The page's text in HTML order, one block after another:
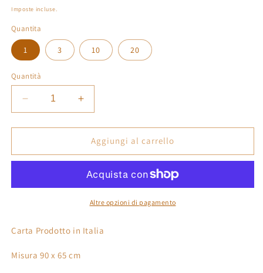
di
Imposte incluse.
Quantita
1 3 10 20
Quantità
Diminuisci
quantità
per
Da
formato
65
palloncini
Aumenta
quantità
per
Carta
Da
Foglio
formato
90
65
Aggiungi al carrello
Altre opzioni di pagamento
Carta Prodotto in Italia
Misura 90 x 65 cm